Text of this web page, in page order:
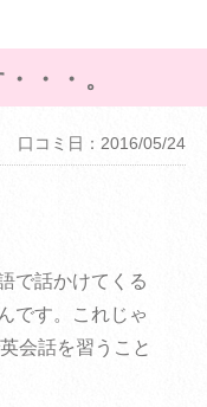
・・。
口コミ日：2016/05/24
で話かけてくる
です。これじゃ
会話を習うこと